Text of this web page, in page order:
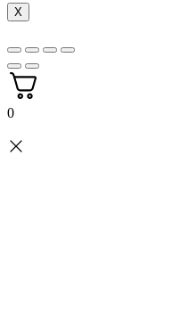
X
0